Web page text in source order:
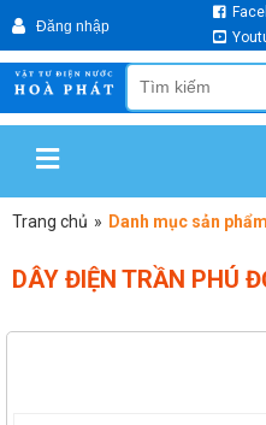
Trang chủ » Danh mục sản phẩm
DÂY ĐIỆN TRẦN PHÚ